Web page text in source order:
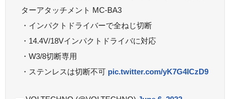
ターアタッチメント MC-BA3
・インパクトドライバーで全ねじ切断
・14.4V/18Vインパクトドライバに対応
・W3/8切断専用
・ステンレスは切断不可 pic.twitter.com/yK7G4ICzD9